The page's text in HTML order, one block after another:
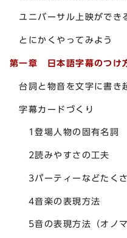
ユニバーサル上映ができ
とにかくやってみよう
第一章 日本語字幕のつけ
台詞と物音を文字に書き
字幕カードづくり
1登場人物の固有名詞
2読みやすさの工夫
3パーティーなどたくさ
4音楽の表現方法
5音の表現方法（オノ